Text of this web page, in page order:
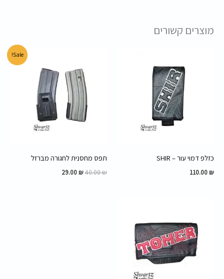
מוצרים קשורים
כזלפ דמוי עור – SHIR
110.00 ₪
Sale!
תפס מחסנית לחגורה מברזל
40.00₪
היה:
40.00 ₪.
29.00 ₪
הוא:
29.00 ₪.